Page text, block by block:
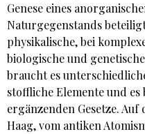
Genese eines
Naturgegenstands
physikalische, bei
biologische und
braucht es
stoffliche Elemente und
ergänzenden Gesetze.
Haag, vom antiken